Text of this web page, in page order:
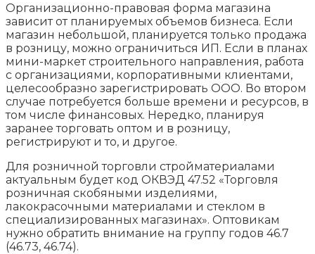
Организационно-правовая форма магазина
зависит от планируемых объемов бизнеса. Если
магазин небольшой, планируется только продажа
в розницу, можно ограничиться ИП. Если в планах
мини-маркет строительного направления, работа
с организациями, корпоративными клиентами,
целесообразно зарегистрировать ООО. Во втором
случае потребуется больше времени и ресурсов, в
том числе финансовых. Нередко, планируя
заранее торговать оптом и в розницу,
регистрируют и то, и другое.
Для розничной торговли стройматериалами
актуальным будет код ОКВЭД 47.52 «Торговля
розничная скобяными изделиями,
лакокрасочными материалами и стеклом в
специализированных магазинах». Оптовикам
нужно обратить внимание на группу годов 46.7
(46.73, 46.74).